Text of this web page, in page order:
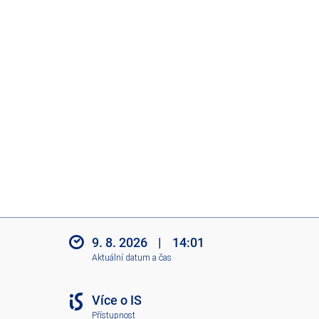
9. 8. 2026 | 14:01
Aktuální datum a čas
Více o IS
Přístupnost